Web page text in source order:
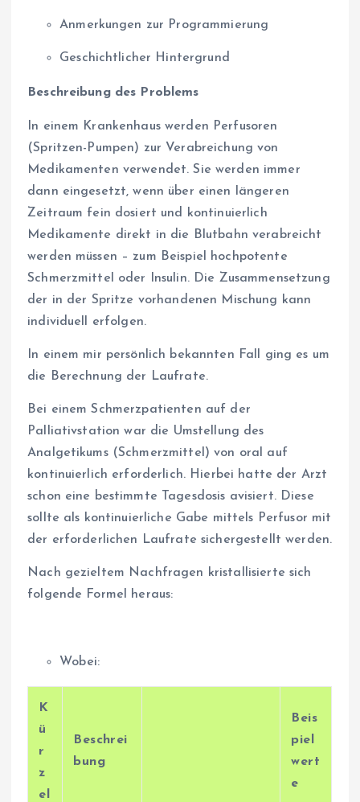
Anmerkungen zur Programmierung
Geschichtlicher Hintergrund
Beschreibung des Problems
In einem Krankenhaus werden Perfusoren
(Spritzen-Pumpen) zur Verabreichung von
Medikamenten verwendet. Sie werden immer
dann eingesetzt, wenn über einen längeren
Zeitraum fein dosiert und kontinuierlich
Medikamente direkt in die Blutbahn verabreicht
werden müssen – zum Beispiel hochpotente
Schmerzmittel oder Insulin. Die Zusammensetzung
der in der Spritze vorhandenen Mischung kann
individuell erfolgen.
In einem mir persönlich bekannten Fall ging es um
die Berechnung der Laufrate.
Bei einem Schmerzpatienten auf der
Palliativstation war die Umstellung des
Analgetikums (Schmerzmittel) von oral auf
kontinuierlich erforderlich. Hierbei hatte der Arzt
schon eine bestimmte Tagesdosis avisiert. Diese
sollte als kontinuierliche Gabe mittels Perfusor mit
der erforderlichen Laufrate sichergestellt werden.
Nach gezieltem Nachfragen kristallisierte sich
folgende Formel heraus:
Wobei:
K
ü
r
z
el
Beschrei
bung
Beis
piel
wert
e